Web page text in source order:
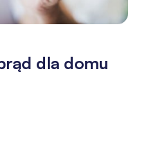
dla domu